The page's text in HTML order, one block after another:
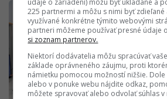
údaje o zariadení) môžu byť ukladané a
225 partnermi a môžu s nimi byť
využívané konkrétne týmito webovými
partneri môžeme používať presné údaje
si zoznam partnerov.
Niektorí dodávatelia môžu spracúvať
základe oprávneného záujmu, proti
námietku pomocou možností nižšie.
alebo v ponuke webu nájdite odkaz,
môžete spravovať alebo odvolať súhlas v